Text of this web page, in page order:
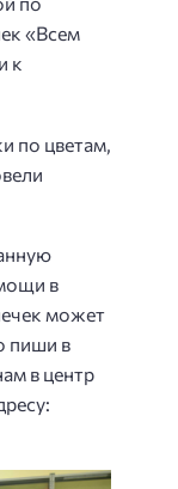
«Всем
к
по цветам,
в
может
пиши в
в центр